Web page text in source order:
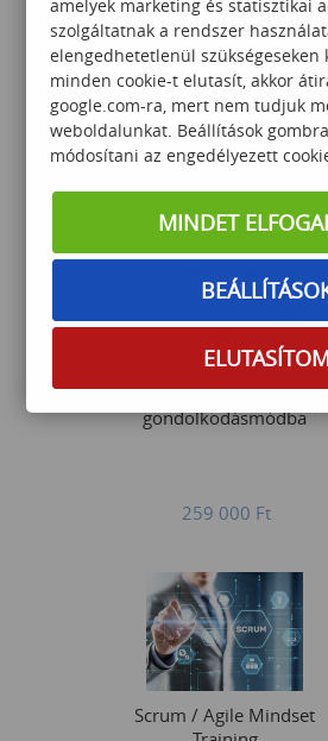
Agilis alapgondolatok
165 000Ft
Bevezetés az agilis
gondolkodásmódba
259 000 Ft
Scrum / Agile Mindset
amelyek marketing és statisztikai
szolgáltatnak a rendszer
elengedhetetlenül szükségeseken
minden cookie-t elutasít, akkor
google.com-ra, mert nem tudjuk
weboldalunkat. Beállítások
módosítani az engedélyezett
MINDET